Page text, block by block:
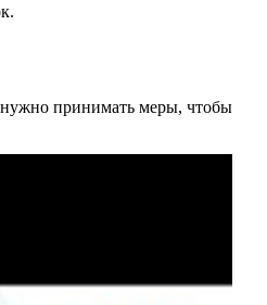
нужно принимать меры, чтобы